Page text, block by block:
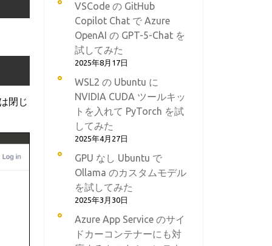
閉じ
VSCode の GitHub
Copilot Chat で Azure
OpenAI の GPT-5-Chat を
試してみた
2025年8月17日
WSL2 の Ubuntu に
NVIDIA CUDA ツールキッ
トを入れて PyTorch を試
してみた
2025年4月27日
GPU なし Ubuntu で
Ollama のカスタムモデル
を試してみた
2025年3月30日
Azure App Service のサイ
ドカーコンテナーにも対